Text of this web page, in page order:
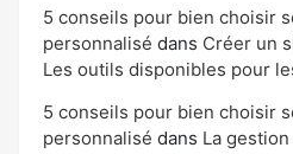
5 conseils pour bien choisir
personnalisé dans Créer un
Les outils disponibles pour
5 conseils pour bien choisir
personnalisé dans La